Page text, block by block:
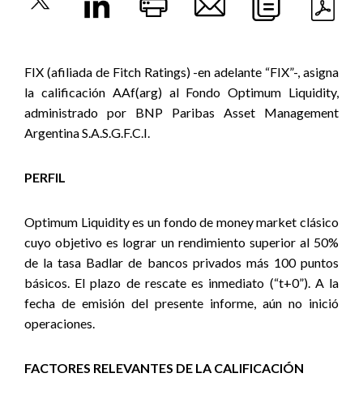
FIX (afiliada de Fitch Ratings) -en adelante “FIX”-, asigna
la calificación AAf(arg) al Fondo Optimum Liquidity,
administrado por BNP Paribas Asset Management
Argentina S.A.S.G.F.C.I.
PERFIL
Optimum Liquidity es un fondo de money market clásico
cuyo objetivo es lograr un rendimiento superior al 50%
de la tasa Badlar de bancos privados más 100 puntos
básicos. El plazo de rescate es inmediato (“t+0”). A la
fecha de emisión del presente informe, aún no inició
operaciones.
FACTORES RELEVANTES DE LA CALIFICACIÓN